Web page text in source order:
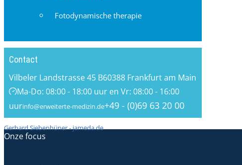
Fotodynamische therapie
Contact
Vilbeler Landstrasse 45 B60388 Frankfurt am Main
Ma-Do: 08:00 - 18:00 uur en Vr: 08:00 - 16:00
uurinfo@erweiterte-medizin.de+49 - (0)69 63 20 00
Gerhard Siebenhüner - jameda.de
Onze focus